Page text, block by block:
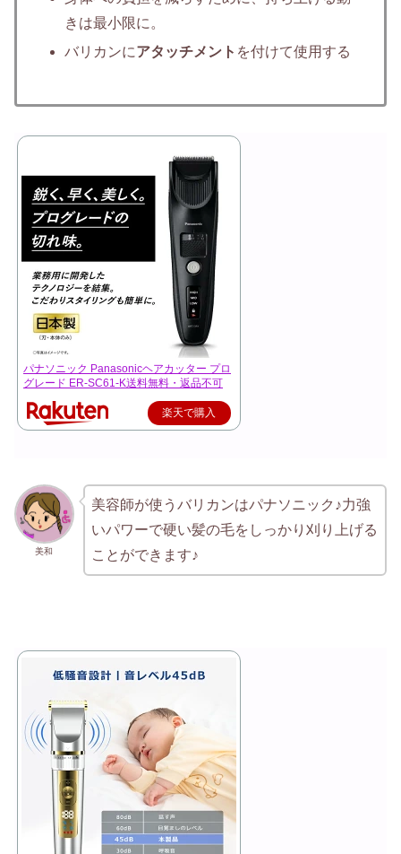
きは最小限に。
バリカンにアタッチメント を付けて使用する
パナソニック Panasonicヘアカッター プロ
グレード ER-SC61-K送料無料・返品不可
楽天で購入
美和
美容師が使うバリカンはパナソニック♪力強
いパワーで硬い髪の毛をしっかり刈り上げる
ことができます♪